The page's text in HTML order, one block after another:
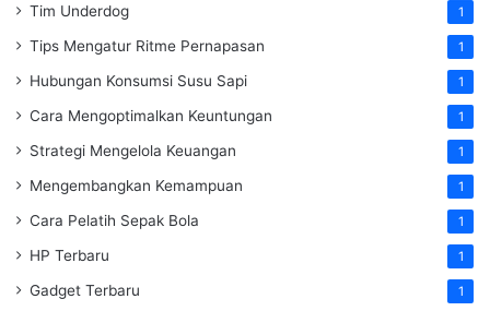
Tim Underdog 1
Tips Mengatur Ritme Pernapasan 1
Hubungan Konsumsi Susu Sapi 1
Cara Mengoptimalkan Keuntungan 1
Strategi Mengelola Keuangan 1
Mengembangkan Kemampuan 1
Cara Pelatih Sepak Bola 1
HP Terbaru 1
Gadget Terbaru 1